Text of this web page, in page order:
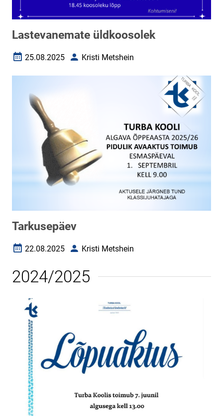
Lastevanemate üldkoosolek
Loomise kuupäev
25.08.2025 AutorKristi Metshein
Tarkusepäev
Loomise kuupäev
22.08.2025 AutorKristi Metshein
2024/2025